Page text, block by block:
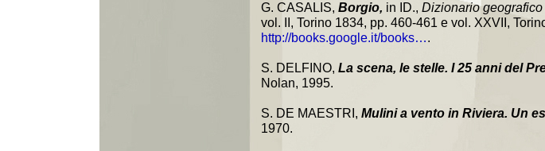
G. CASALIS, Borgio, in ID., Dizionario
vol. II, Torino 1834, pp. 460-461 e vol. XXVII,
http://books.google.it/books….
S. DELFINO, La scena, le stelle. I 25 anni del
Nolan, 1995.
S. DE MAESTRI, Mulini a vento in Riviera. Un
1970.